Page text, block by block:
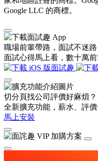
Google LLC 的商標。
職場前輩帶路，面試不迷路
面試心得馬上看，數十萬前
切分頁找公司評價好麻煩？
全新擴充功能，薪水、評
馬上安裝